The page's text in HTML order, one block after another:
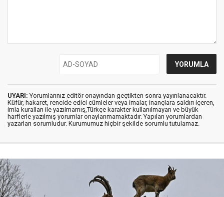
UYARI: Yorumlarınız editör onayından geçtikten sonra yayınlanacaktır.
Küfür, hakaret, rencide edici cümleler veya imalar, inançlara saldırı içeren,
imla kuralları ile yazılmamış,Türkçe karakter kullanılmayan ve büyük
harflerle yazılmış yorumlar onaylanmamaktadır. Yapılan yorumlardan
yazarları sorumludur. Kurumumuz hiçbir şekilde sorumlu tutulamaz.